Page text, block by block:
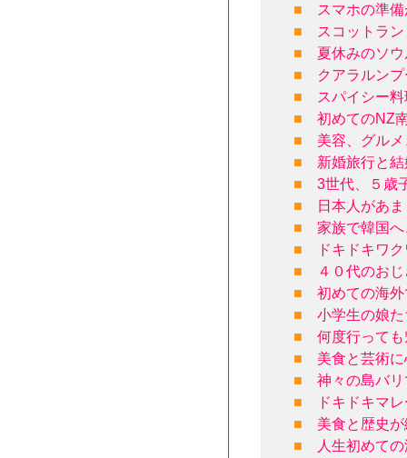
■
スマホの準
■
スコットラ
■
夏休みのソ
■
クアラルン
■
スパイシー
■
初めてのNZ
■
美容、グル
■
新婚旅行と
■
3世代、５歳
■
日本人があ
■
家族で韓国
■
ドキドキワ
■
４０代のお
■
初めての海
■
小学生の娘
■
何度行って
■
美食と芸術
■
神々の島バ
■
ドキドキマ
■
美食と歴史
■
人生初めて